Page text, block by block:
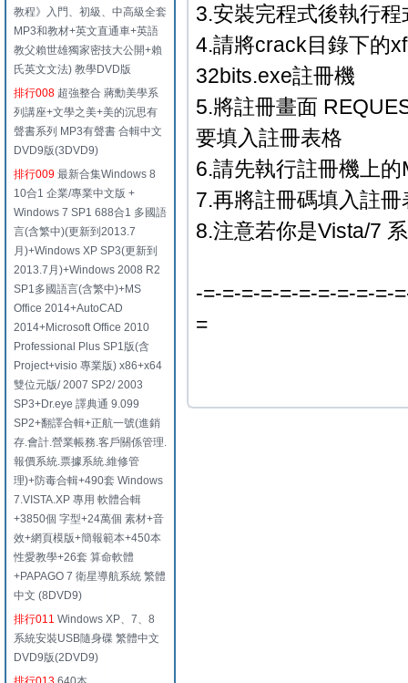
教程》入門、初級、中高級全套
MP3和教材+英文直通車+英語
教父賴世雄獨家密技大公開+賴
氏英文文法) 教學DVD版
排行008 超強整合 蔣勳美學系
列講座+文學之美+美的沉思有
聲書系列 MP3有聲書 合輯中文
DVD9版(3DVD9)
排行009 最新合集Windows 8
10合1 企業/專業中文版 +
Windows 7 SP1 688合1 多國語
言(含繁中)(更新到2013.7
月)+Windows XP SP3(更新到
2013.7月)+Windows 2008 R2
SP1多國語言(含繁中)+MS
Office 2014+AutoCAD
2014+Microsoft Office 2010
Professional Plus SP1版(含
Project+visio 專業版) x86+x64
雙位元版/ 2007 SP2/ 2003
SP3+Dr.eye 譯典通 9.099
SP2+翻譯合輯+正航一號(進銷
存.會計.營業帳務.客戶關係管理.
報價系統.票據系統.維修管
理)+防毒合輯+490套 Windows
7.VISTA.XP 專用 軟體合輯
+3850個 字型+24萬個 素材+音
效+網頁模版+簡報範本+450本
性愛教學+26套 算命軟體
+PAPAGO 7 衛星導航系統 繁體
中文 (8DVD9)
排行011 Windows XP、7、8
系統安裝USB隨身碟 繁體中文
DVD9版(2DVD9)
3.安裝完程式後執行
4.請將crack目錄下的
32bits.exe註冊機
5.將註冊畫面
要填入註冊表格
6.請先執行註冊機上
7.再將註冊碼填入註
8.注意若你是Vista/7
-=-=-=-=-=-=-=-=-=-=-
=